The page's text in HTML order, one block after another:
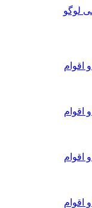
اقوام
اقوام
اقوام
اقوام